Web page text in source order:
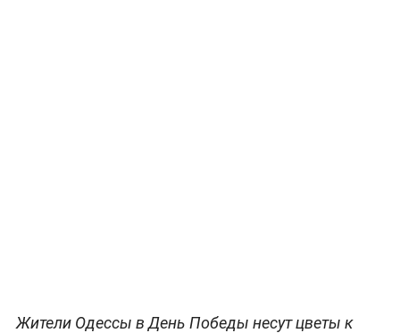
Жители Одессы в День Победы несут цветы к